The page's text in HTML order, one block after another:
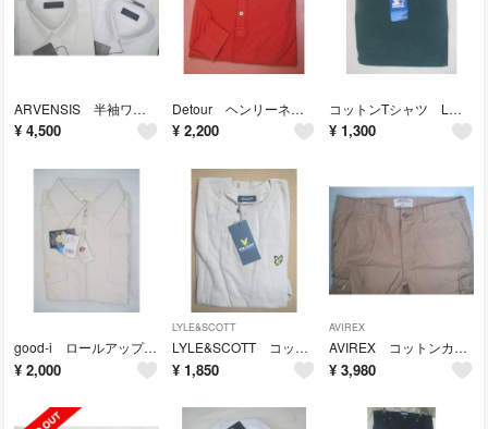
ARVENSIS 半袖ワイシャツ S ４枚セット 未使用タグ付き
¥ 4,500
Detour ヘンリーネック長袖コットンシャツ M 日本製 未使用タグ付き
¥ 2,200
コットンTシャツ L 未使用タグ付き
¥ 1,300
good-i ロールアップシャツ M 未使用タグ付き
¥ 2,000
LYLE&SCOTT
LYLE&SCOTT コットン半袖シャツ L 未使用タグ付き
¥ 1,850
AVIREX
AVIREX コットンカーゴパンツ LL
¥ 3,980